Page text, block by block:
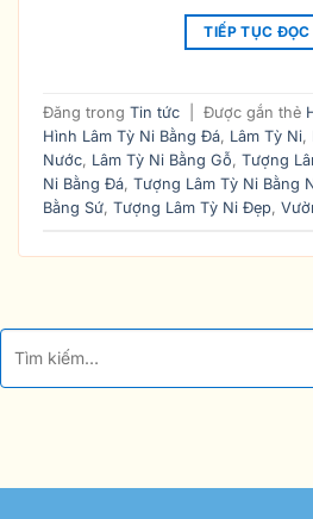
TIẾP TỤC ĐỌC
Đăng trong Tin tức Được gắn thẻ
Hình Lâm Tỳ Ni Bằng Đá, Lâm Tỳ Ni,
Nước, Lâm Tỳ Ni Bằng Gỗ, Tượng
Ni Bằng Đá, Tượng Lâm Tỳ Ni Bằng
Bằng Sứ, Tượng Lâm Tỳ Ni Đẹp,